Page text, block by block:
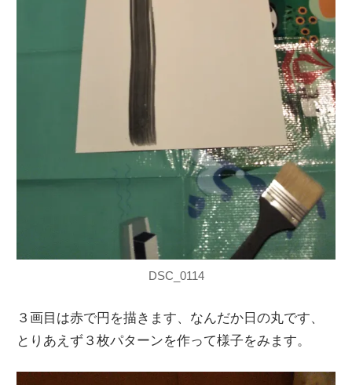
DSC_0114
３画目は赤で円を描きます、なんだか日の丸です、
とりあえず３枚パターンを作って様子をみます。